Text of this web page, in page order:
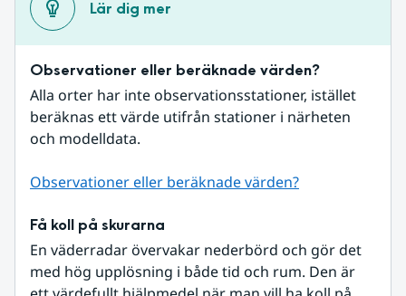
Lär dig mer
Observationer eller beräknade värden?
Alla orter har inte observationsstationer, istället
beräknas ett värde utifrån stationer i närheten
och modelldata.
Observationer eller beräknade värden?
Få koll på skurarna
En väderradar övervakar nederbörd och gör det
med hög upplösning i både tid och rum. Den är